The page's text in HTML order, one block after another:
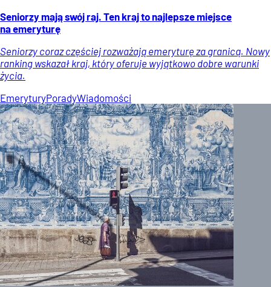
Seniorzy mają swój raj. Ten kraj to najlepsze miejsce
na emeryturę
Seniorzy coraz częściej rozważają emeryturę za granicą. Nowy
ranking wskazał kraj, który oferuje wyjątkowo dobre warunki
życia.
EmeryturyPoradyWiadomości